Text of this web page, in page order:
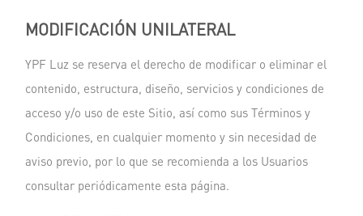
MODIFICACIÓN UNILATERAL
YPF Luz se reserva el derecho de modificar o eliminar el
contenido, estructura, diseño, servicios y condiciones de
acceso y/o uso de este Sitio, así como sus Términos y
Condiciones, en cualquier momento y sin necesidad de
aviso previo, por lo que se recomienda a los Usuarios
consultar periódicamente esta página.